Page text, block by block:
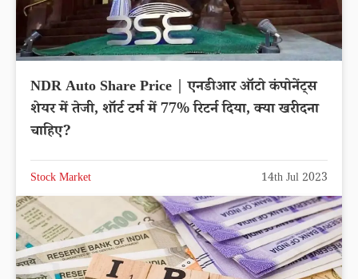
NDR Auto Share Price | एनडीआर ऑटो कंपोनेंट्स
शेयर में तेजी, शॉर्ट टर्म में 77% रिटर्न दिया, क्या खरीदना
चाहिए?
Stock Market 14th Jul 2023